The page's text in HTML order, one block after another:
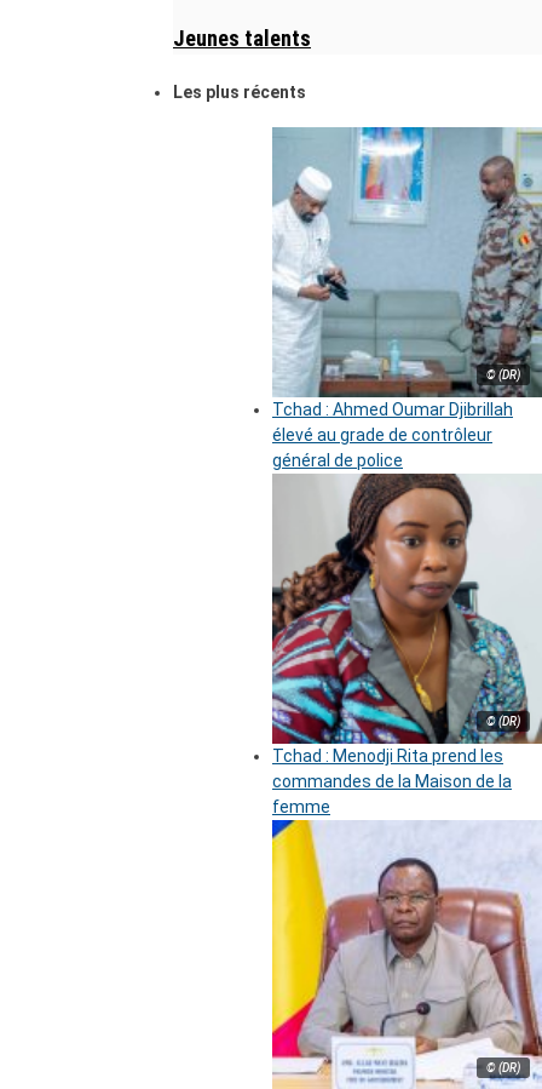
Jeunes talents
Les plus récents
© (DR)
Tchad : Ahmed Oumar Djibrillah
élevé au grade de contrôleur
général de police
© (DR)
Tchad : Menodji Rita prend les
commandes de la Maison de la
femme
© (DR)